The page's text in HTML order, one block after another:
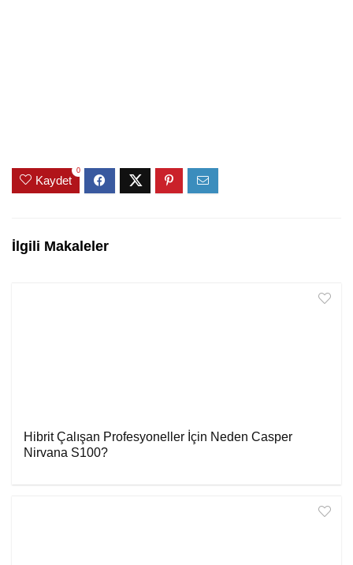
Kaydet
0
İlgili Makaleler
Hibrit Çalışan Profesyoneller İçin Neden Casper
Nirvana S100?